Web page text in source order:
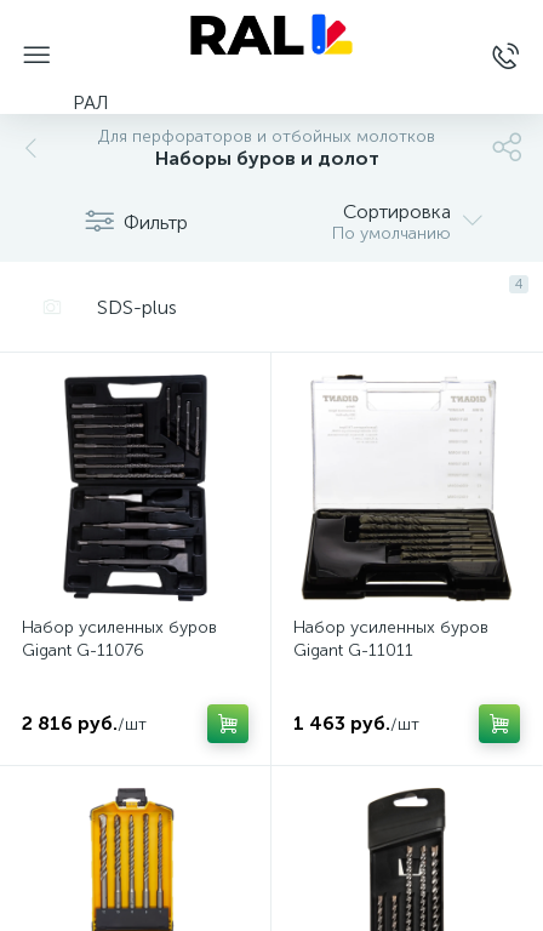
РАЛ
Для перфораторов и отбойных молотков
Наборы буров и долот
Фильтр Сортировка
По умолчанию
4
SDS-plus
Набор усиленных буров
Gigant G-11076
2 816 руб./шт
Набор усиленных буров
Gigant G-11011
1 463 руб./шт